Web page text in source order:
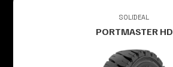
SOLIDEAL
PORTMASTER HD